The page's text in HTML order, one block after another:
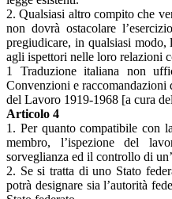
2. Qualsiasi altro compito che
non dovrà ostacolare
pregiudicare, in qualsiasi modo,
agli ispettori nelle loro relazioni
1 Traduzione italiana non
Convenzioni e raccomandazioni
del Lavoro 1919-1968 [a cura
Articolo 4
1. Per quanto compatibile con
membro, l’ispezione del
sorveglianza ed il controllo di
2. Se si tratta di uno Stato
potrà designare sia l’autorità